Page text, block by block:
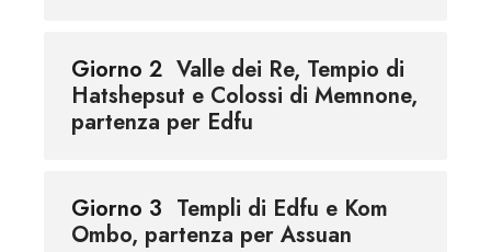
Giorno 2 Valle dei Re, Tempio di
Hatshepsut e Colossi di Memnone,
partenza per Edfu
Giorno 3 Templi di Edfu e Kom
Ombo, partenza per Assuan